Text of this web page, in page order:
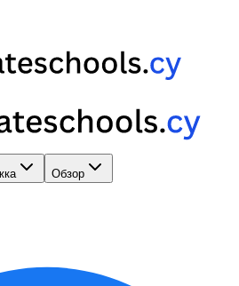
Обзор